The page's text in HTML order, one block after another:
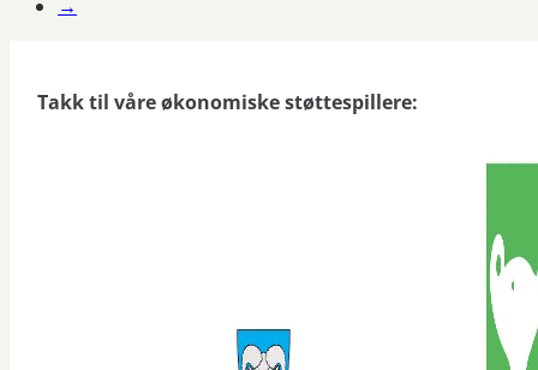
→
Takk til våre økonomiske støttespillere: